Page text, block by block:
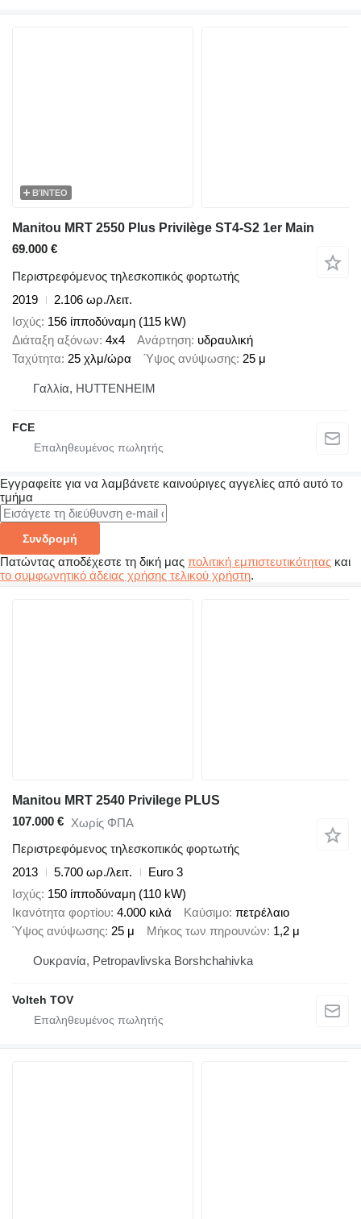
ΒΊΝΤΕΟ
Manitou MRT 2550 Plus Privilège ST4-S2 1er Main
69.000 €
Περιστρεφόμενος τηλεσκοπικός φορτωτής
2019
2.106 ωρ./λειτ.
Ισχύς 156 ίπποδύναμη (115 kW)
Διάταξη αξόνων 4x4 Ανάρτηση υδραυλική
Ταχύτητα 25 χλμ/ώρα Ύψος ανύψωσης 25 μ
Γαλλία, HUTTENHEIM
FCE
Εγγραφείτε για να λαμβάνετε καινούριγες αγγελίες από αυτό το
τμήμα
Συνδρομή
Πατώντας αποδέχεστε τη δική μας πολιτική εμπιστευτικότητας και
το συμφωνητικό άδειας χρήσης τελικού χρήστη.
Manitou MRT 2540 Privilege PLUS
107.000 € Χωρίς ΦΠΑ
Περιστρεφόμενος τηλεσκοπικός φορτωτής
2013
5.700 ωρ./λειτ.
Euro 3
Ισχύς 150 ίπποδύναμη (110 kW)
Ικανότητα φορτίου 4.000 κιλά Καύσιμο πετρέλαιο
Ύψος ανύψωσης 25 μ Μήκος των πηρουνών 1,2 μ
Ουκρανία, Petropavlivska Borshchahivka
Volteh TOV